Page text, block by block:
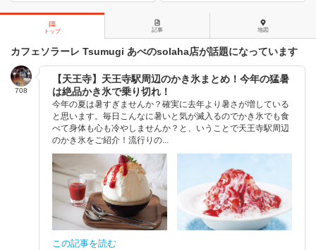
トップ 記事 地図
カフェソラーレ Tsumugi あべのsolaha店が話題になっています
708
【天王寺】天王寺駅周辺のかき氷まとめ！今年の猛暑
は絶品かき氷で乗り切れ！
今年の夏は暑すぎませんか？確実に去年より暑さが増している
と思います。毎日こんなに暑いと気が滅入るのでかき氷でも食
べて身体も心も冷やしませんか？と、いうことで天王寺駅周辺
のかき氷をご紹介！流行りの...
この記事を読む